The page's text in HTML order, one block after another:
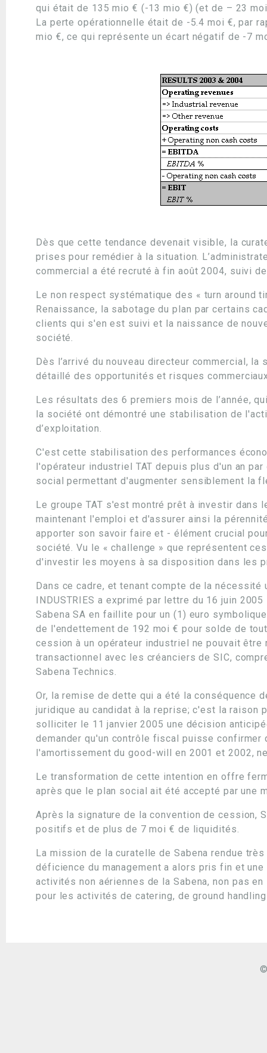
qui était de 135 mio € (-13 mio €) (et de – 23
La perte opérationnelle était de -5.4 moi €, par
mio €, ce qui représente un écart négatif de -7
Dès que cette tendance devenait visible, la
prises pour remédier à la situation.
commercial a été recruté à fin août 2004, suivi
Le non respect systématique des « turn around
Renaissance, la sabotage du plan par certains
clients qui s'en est suivi et la naissance de
société.
Dès l’arrivé du nouveau directeur commercial,
détaillé des opportunités et risques
Les résultats des 6 premiers mois de l’année,
la société ont démontré une stabilisation de
d’exploitation.
C'est cette stabilisation des performances
l'opérateur industriel TAT depuis plus d'un an
social permettant d'augmenter sensiblement la
Le groupe TAT s'est montré prêt à investir dans
maintenant l'emploi et d'assurer ainsi la
apporter son savoir faire et - élément crucial
société. Vu le « challenge » que représentent
d'investir les moyens à sa disposition dans les
Dans ce cadre, et tenant compte de la
INDUSTRIES a exprimé par lettre du 16 juin
Sabena SA en faillite pour un (1) euro
de l'endettement de 192 moi € pour solde de
cession à un opérateur industriel ne pouvait
transactionnel avec les créanciers de SIC,
Sabena Technics.
Or, la remise de dette qui a été la conséquence
juridique au candidat à la reprise; c'est la raison
solliciter le 11 janvier 2005 une décision
demander qu'un contrôle fiscal puisse
l'amortissement du good-will en 2001 et 2002,
Le transformation de cette intention en offre
après que le plan social ait été accepté par une
Après la signature de la convention de cession,
positifs et de plus de 7 moi € de liquidités.
La mission de la curatelle de Sabena rendue
déficience du management a alors pris fin et
activités non aériennes de la Sabena, non pas
pour les activités de catering, de ground
©